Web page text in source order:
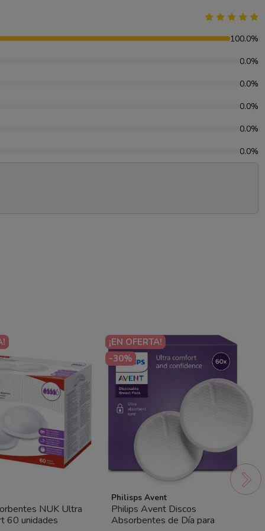
100.0%
0.0%
0.0%
0.0%
0.0%
0.0%
NUK Ultra
60 unidades
¡EN OFERTA!
-30%
Philisps Avent
Philips Avent Discos
Absorbentes de Día para